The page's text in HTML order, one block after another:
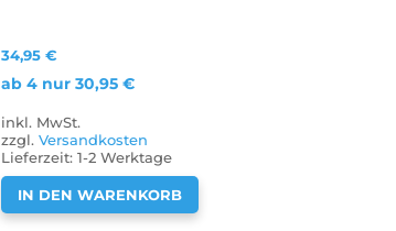
34,95€
ab 4 nur30,95€
inkl. MwSt.
zzgl.Versandkosten
Lieferzeit:1-2 Werktage
IN DEN WARENKORB